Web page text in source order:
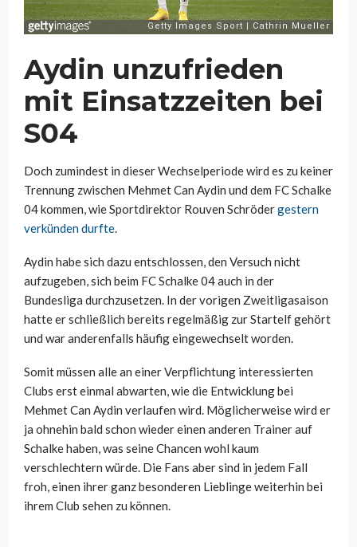
Aydin unzufrieden
mit Einsatzzeiten bei
S04
Doch zumindest in dieser Wechselperiode wird es zu keiner
Trennung zwischen Mehmet Can Aydin und dem FC Schalke
04 kommen, wie Sportdirektor Rouven Schrödergestern
verkünden durfte.
Aydin habe sich dazu entschlossen, den Versuch nicht
aufzugeben, sich beim FC Schalke 04 auch in der
Bundesliga durchzusetzen. In der vorigen Zweitligasaison
hatte er schließlich bereits regelmäßig zur Startelf gehört
und war anderenfalls häufig eingewechselt worden.
Somit müssen alle an einer Verpflichtung interessierten
Clubs erst einmal abwarten, wie die Entwicklung bei
Mehmet Can Aydin verlaufen wird. Möglicherweise wird er
ja ohnehin bald schon wieder einen anderen Trainer auf
Schalke haben, was seine Chancen wohl kaum
verschlechtern würde. Die Fans aber sind in jedem Fall
froh, einen ihrer ganz besonderen Lieblinge weiterhin bei
ihrem Club sehen zu können.